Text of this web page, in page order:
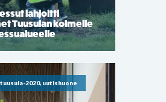
lahjoitti
Tuusulan kolmelle
2020, uutishuone